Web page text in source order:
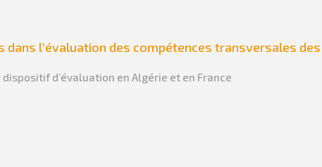
dans l’évaluation des compétences transversales des
dispositif d’évaluation en Algérie et en France